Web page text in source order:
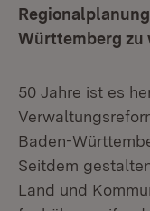
Württemberg zu
50 Jahre ist es
Baden-
Seitdem
Land und